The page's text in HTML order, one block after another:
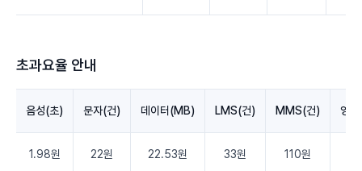
초과요율 안내
음성(초) 문자(건) 데이터(MB) LMS(건) MMS(건) 영
1.98원 22원 22.53원 33원 110원